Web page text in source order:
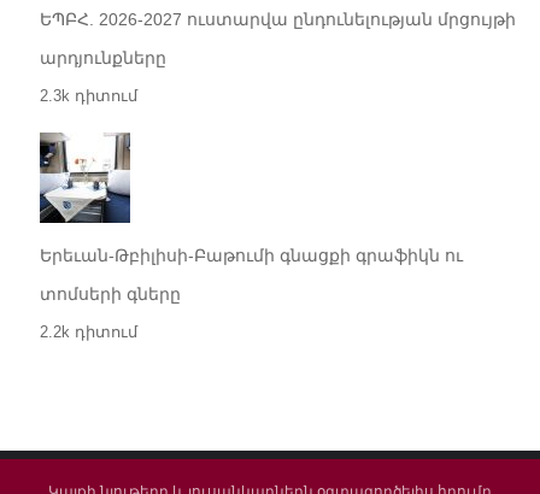
ԵՊԲՀ. 2026-2027 ուստարվա ընդունելության մրցույթի
արդյունքները
2.3k դիտում
Երեւան-Թբիլիսի-Բաթումի գնացքի գրաֆիկն ու
տոմսերի գները
2.2k դիտում